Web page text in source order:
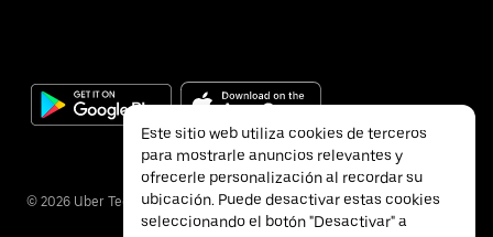
© 2026 Uber Technologies Inc.
Este sitio web utiliza cookies de terceros
para mostrarle anuncios relevantes y
ofrecerle personalización al recordar su
ubicación. Puede desactivar estas cookies
seleccionando el botón "Desactivar" a